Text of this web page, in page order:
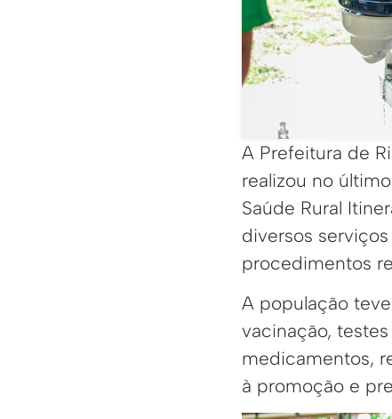
A Prefeitura de
realizou no
Saúde Rural
diversos
procedimentos
A população
vacinação,
medicamentos,
à promoção e